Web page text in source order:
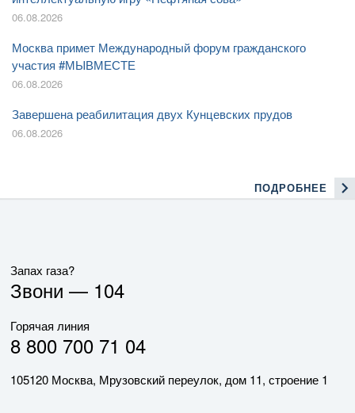
06.08.2026
Москва примет Международный форум гражданского
участия #МЫВМЕСТЕ
06.08.2026
Завершена реабилитация двух Кунцевских прудов
06.08.2026
ПОДРОБНЕЕ
Запах газа?
Звони — 104
Горячая линия
8 800 700 71 04
105120 Москва, Мрузовский переулок, дом 11, строение 1